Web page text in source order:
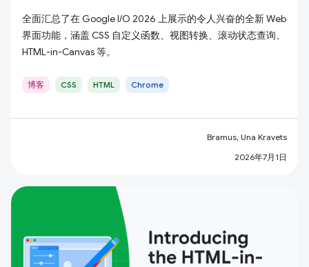
全面汇总了在 Google I/O 2026 上展示的令人兴奋的全新 Web
界面功能，涵盖 CSS 自定义函数、视图转换、滚动状态查询、
HTML-in-Canvas 等。
博客 CSS HTML Chrome
Bramus, Una Kravets
2026年7月1日